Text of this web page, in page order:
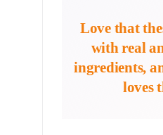
Love that
with real
ingredients,
loves